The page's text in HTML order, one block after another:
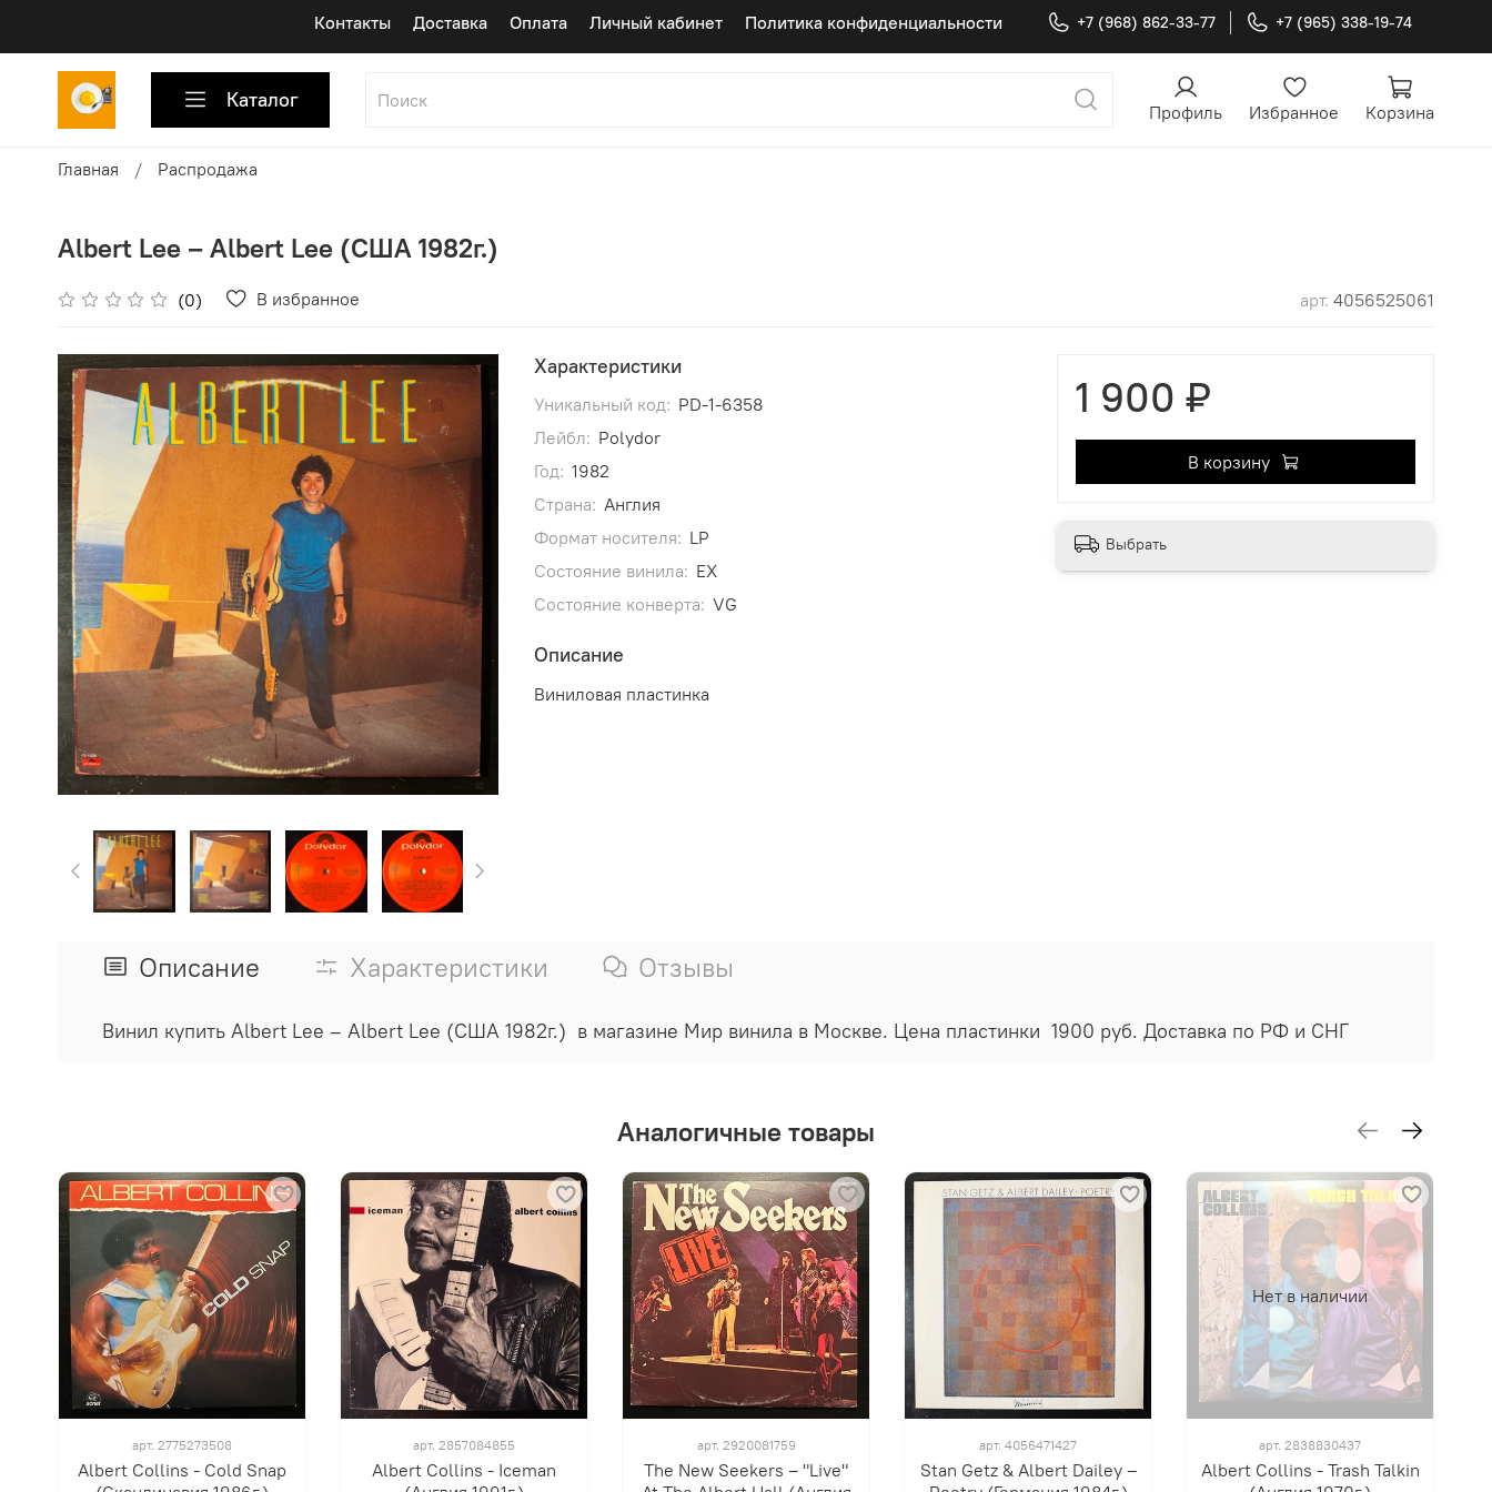
Контакты Доставка Оплата Личный кабинет Политика конфиденциальности +7 (968) 862-33-77 +7 (965) 338-19-74
Каталог Профиль Избранное Корзина
Главная Распродажа
Albert Lee ‎– Albert Lee (США 1982г.)
(0) В избранное арт. 4056525061
Характеристики
Уникальный код: PD-1-6358
Лейбл: Polydor
Год: 1982
Страна: Англия
Формат носителя: LP
Состояние винила: EX
Состояние конверта: VG
Описание
Виниловая пластинка
1 900 ₽
В корзину
Выбрать
Описание Характеристики Отзывы
Винил купить Albert Lee ‎– Albert Lee (США 1982г.) в магазине Мир винила в Москве. Цена пластинки 1900 руб. Доставка по РФ и СНГ
Аналогичные товары
арт. 2775273508
Albert Collins - Cold Snap
арт. 2857084855
Albert Collins - Iceman
арт. 2920081759
The New Seekers ‎– "Live"
арт. 4056471427
Stan Getz & Albert Dailey ‎–
Нет в наличии
арт. 2838830437
Albert Collins - Trash Talkin